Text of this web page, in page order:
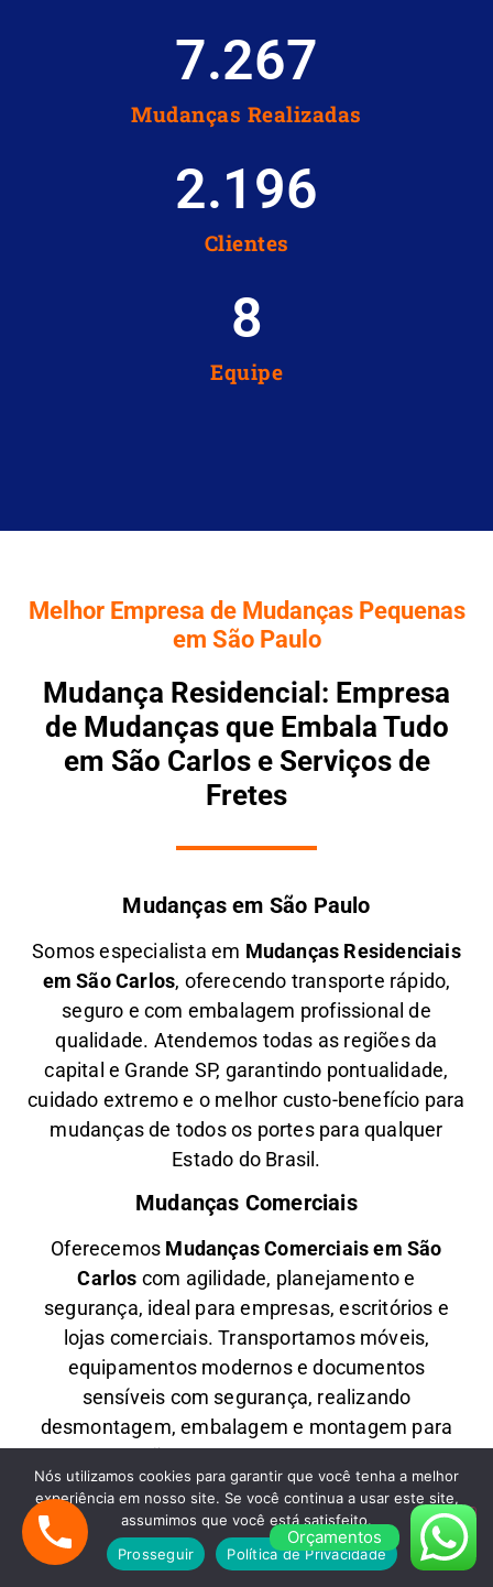
Mudanças Realizadas
7.267
Clientes
2.196
Equipe
8
Melhor Empresa de Mudanças Pequenas
em São Paulo
Mudança Residencial: Empresa
de Mudanças que Embala Tudo
em São Carlos e Serviços de
Fretes
Mudanças em São Paulo
Somos especialista em Mudanças Residenciais
emSão Carlos, oferecendo transporte rápido,
seguro e com embalagem profissional de
qualidade. Atendemos todas as regiões da
capital e Grande SP, garantindo pontualidade,
cuidado extremo e o melhor custo-benefício para
mudanças de todos os portes para qualquer
Estado do Brasil.
Mudanças Comerciais
Oferecemos Mudanças Comerciais emSão
Carlos com agilidade, planejamento e
segurança, ideal para empresas, escritórios e
lojas comerciais. Transportamos móveis,
equipamentos modernos e documentos
sensíveis com segurança, realizando
desmontagem, embalagem e montagem para
operações.
Fretes em São Paulo
Precisa deFretes Rápidos emSão Carlos com
Orçamentos
Nós utilizamos cookies para garantir que você tenha a melhor
experiência em nosso site. Se você continua a usar este site,
assumimos que você está satisfeito.
Prosseguir
Política de Privacidade